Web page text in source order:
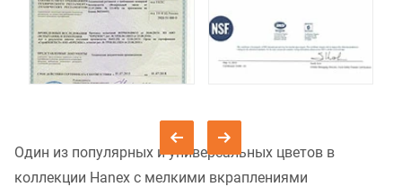
Один из популярных и универсальных цветов в
коллекции Hanex с мелкими вкраплениями